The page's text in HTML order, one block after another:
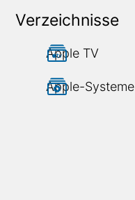
Verzeichnisse
Apple TV
Apple-Systeme